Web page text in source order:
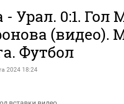
- Урал. 0:1. Гол
(видео).
Футбол
2024 18:24